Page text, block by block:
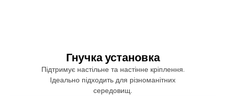
Гнучка установка
Підтримує настільне та настінне кріплення.
Ідеально підходить для різноманітних
середовищ.